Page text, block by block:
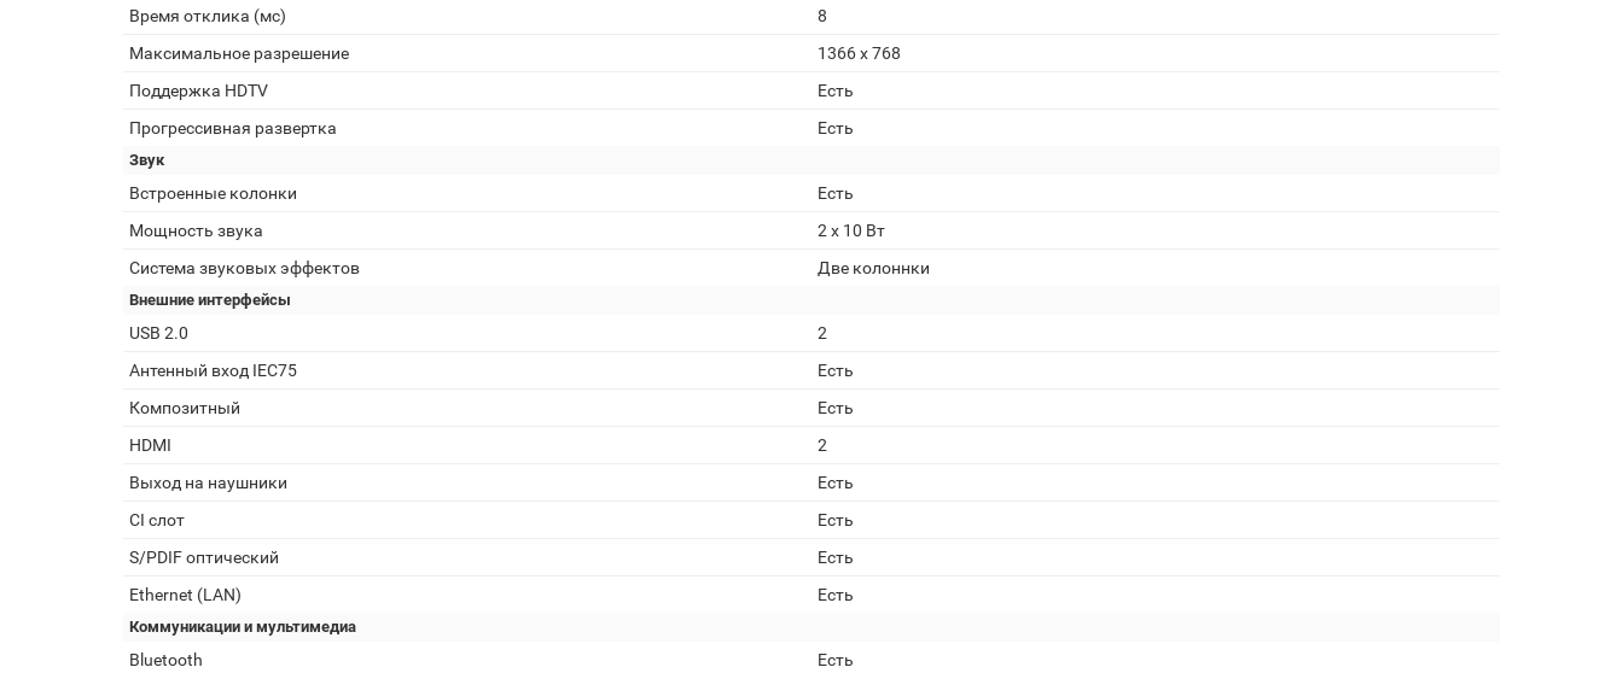
Время отклика (мс)
8
Максимальное разрешение
1366 x 768
Поддержка HDTV
Есть
Прогрессивная развертка
Есть
Звук
Встроенные колонки
Есть
Мощность звука
2 x 10 Вт
Система звуковых эффектов
Две колоннки
Внешние интерфейсы
USB 2.0
2
Антенный вход IEC75
Есть
Композитный
Есть
HDMI
2
Выход на наушники
Есть
CI слот
Есть
S/PDIF оптический
Есть
Ethernet (LAN)
Есть
Коммуникации и мультимедиа
Bluetooth
Есть